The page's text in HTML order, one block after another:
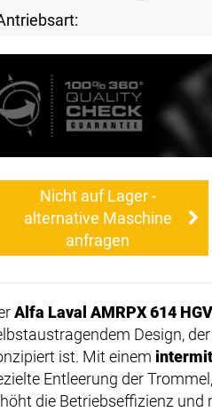
Nicht auf Lager -
alternative Maschine
anfragen
Alfa Laval AMRPX 614
Design,
ist. Mit einem
Entleerung der
die Betriebseffizienz